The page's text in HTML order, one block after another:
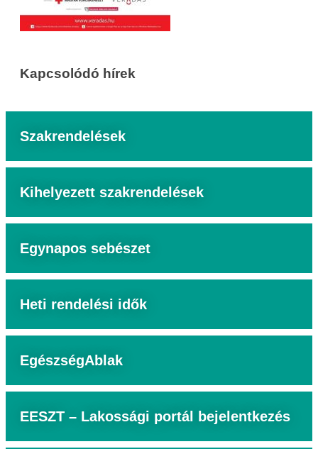
Kapcsolódó hírek
Szakrendelések
Kihelyezett szakrendelések
Egynapos sebészet
Heti rendelési idők
EgészségAblak
EESZT – Lakossági portál bejelentkezés